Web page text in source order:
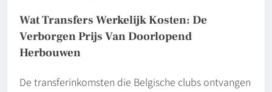
Wat Transfers Werkelijk Kosten: De
Verborgen Prijs Van Doorlopend
Herbouwen
De transferinkomsten die Belgische clubs ontvangen